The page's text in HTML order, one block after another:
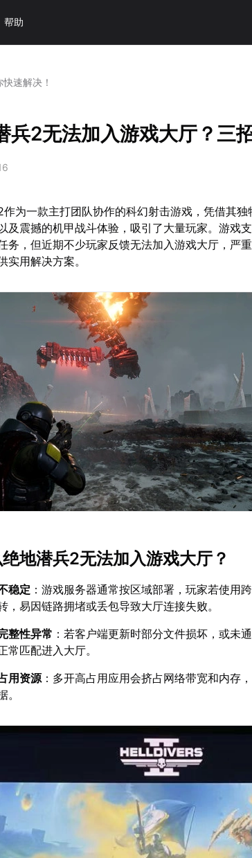
帮助
速解决！​
兵2无法加入游戏大厅？三
作为一款主打团队协作的科幻射击游戏，凭借其
及震撼的机甲战斗体验，吸引了大量玩家。游戏
务，但近期不少玩家反馈无法加入游戏大厅，严
实用解决方案。
地潜兵2无法加入游戏大厅？
稳定 ：游戏服务器通常按区域部署，玩家若使用
，易因链路拥堵或丢包导致大厅连接失败。
整性异常 ：若客户端更新时部分文件损坏，或未
常匹配进入大厅。
用资源：多开高占用应用会挤占网络带宽和内存
。